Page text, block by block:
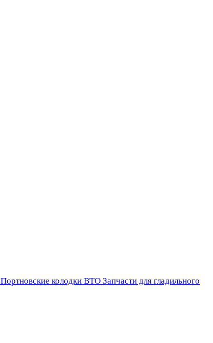
Портновские колодки ВТО Запчасти для гладильного